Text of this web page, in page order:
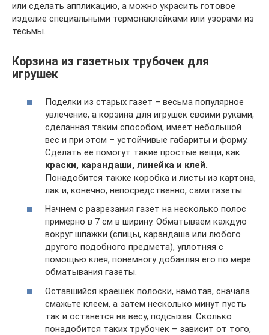
или сделать аппликацию, а можно украсить готовое
изделие специальными термонаклейками или узорами из
тесьмы.
Корзина из газетных трубочек для
игрушек
Поделки из старых газет – весьма популярное
увлечение, а корзина для игрушек своими руками,
сделанная таким способом, имеет небольшой
вес и при этом – устойчивые габариты и форму.
Сделать ее помогут такие простые вещи, как
краски, карандаши, линейка и клей.
Понадобится также коробка и листы из картона,
лак и, конечно, непосредственно, сами газеты.
Начнем с разрезания газет на несколько полос
примерно в 7 см в ширину. Обматываем каждую
вокруг шпажки (спицы, карандаша или любого
другого подобного предмета), уплотняя с
помощью клея, понемногу добавляя его по мере
обматывания газеты.
Оставшийся краешек полоски, намотав, сначала
смажьте клеем, а затем несколько минут пусть
так и останется на весу, подсыхая. Сколько
понадобится таких трубочек – зависит от того,